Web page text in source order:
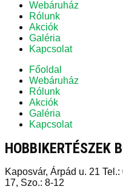
Webáruház
Rólunk
Akciók
Galéria
Kapcsolat
Főoldal
Webáruház
Rólunk
Akciók
Galéria
Kapcsolat
HOBBIKERTÉSZEK
Kaposvár, Árpád u. 21
17, Szo.: 8-12